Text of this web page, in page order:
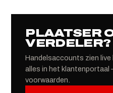
PLAATSER
VERDELER?
Handelsaccounts zien
alles in het klantenportaal
voorwaarden.